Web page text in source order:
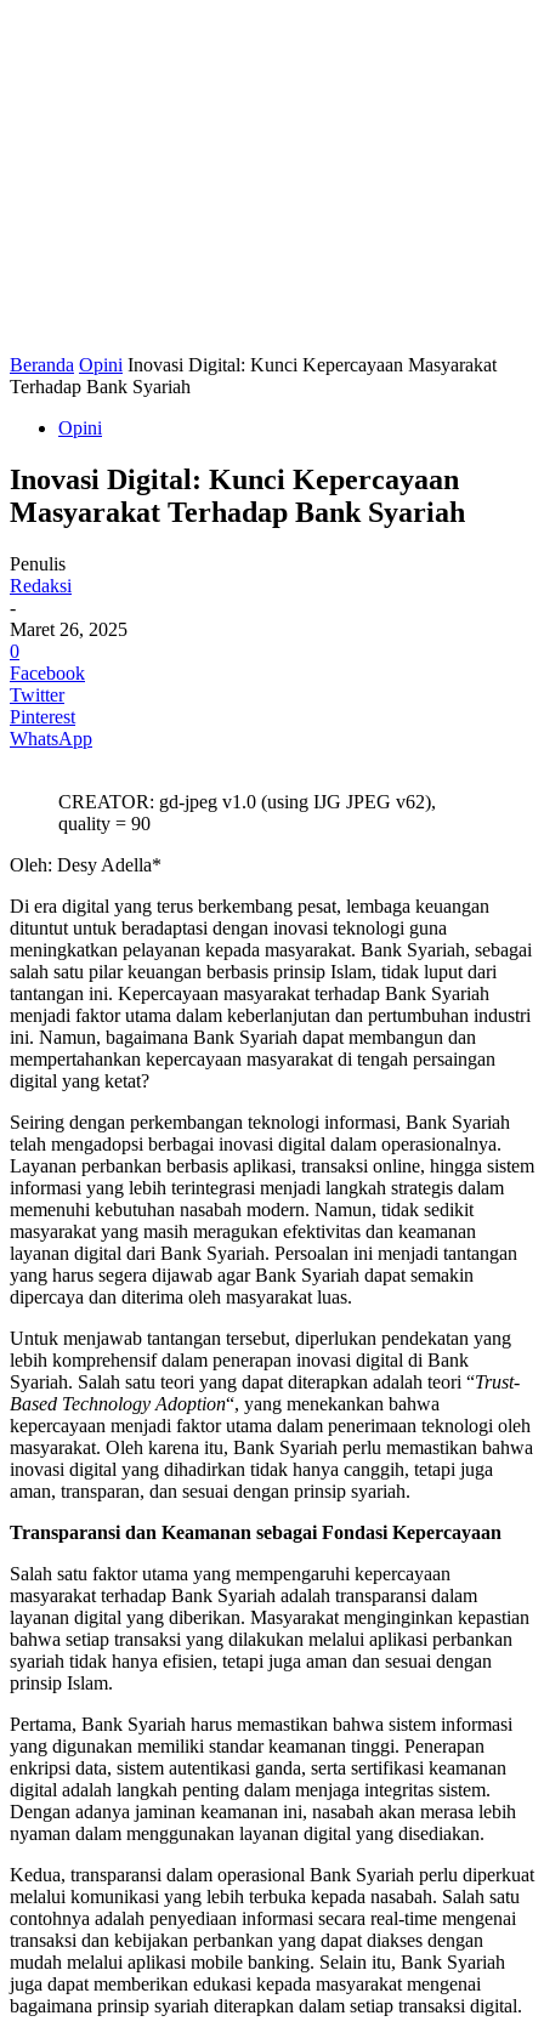
Beranda Opini Inovasi Digital: Kunci Kepercayaan Masyarakat
Terhadap Bank Syariah
Opini
Inovasi Digital: Kunci Kepercayaan
Masyarakat Terhadap Bank Syariah
Penulis
Redaksi
-
Maret 26, 2025
0
Facebook
Twitter
Pinterest
WhatsApp
CREATOR: gd-jpeg v1.0 (using IJG JPEG v62),
quality = 90
Oleh: Desy Adella*
Di era digital yang terus berkembang pesat, lembaga keuangan
dituntut untuk beradaptasi dengan inovasi teknologi guna
meningkatkan pelayanan kepada masyarakat. Bank Syariah, sebagai
salah satu pilar keuangan berbasis prinsip Islam, tidak luput dari
tantangan ini. Kepercayaan masyarakat terhadap Bank Syariah
menjadi faktor utama dalam keberlanjutan dan pertumbuhan industri
ini. Namun, bagaimana Bank Syariah dapat membangun dan
mempertahankan kepercayaan masyarakat di tengah persaingan
digital yang ketat?
Seiring dengan perkembangan teknologi informasi, Bank Syariah
telah mengadopsi berbagai inovasi digital dalam operasionalnya.
Layanan perbankan berbasis aplikasi, transaksi online, hingga sistem
informasi yang lebih terintegrasi menjadi langkah strategis dalam
memenuhi kebutuhan nasabah modern. Namun, tidak sedikit
masyarakat yang masih meragukan efektivitas dan keamanan
layanan digital dari Bank Syariah. Persoalan ini menjadi tantangan
yang harus segera dijawab agar Bank Syariah dapat semakin
dipercaya dan diterima oleh masyarakat luas.
Untuk menjawab tantangan tersebut, diperlukan pendekatan yang
lebih komprehensif dalam penerapan inovasi digital di Bank
Syariah. Salah satu teori yang dapat diterapkan adalah teori “Trust-
Based Technology Adoption“, yang menekankan bahwa
kepercayaan menjadi faktor utama dalam penerimaan teknologi oleh
masyarakat. Oleh karena itu, Bank Syariah perlu memastikan bahwa
inovasi digital yang dihadirkan tidak hanya canggih, tetapi juga
aman, transparan, dan sesuai dengan prinsip syariah.
Transparansi dan Keamanan sebagai Fondasi Kepercayaan
Salah satu faktor utama yang mempengaruhi kepercayaan
masyarakat terhadap Bank Syariah adalah transparansi dalam
layanan digital yang diberikan. Masyarakat menginginkan kepastian
bahwa setiap transaksi yang dilakukan melalui aplikasi perbankan
syariah tidak hanya efisien, tetapi juga aman dan sesuai dengan
prinsip Islam.
Pertama, Bank Syariah harus memastikan bahwa sistem informasi
yang digunakan memiliki standar keamanan tinggi. Penerapan
enkripsi data, sistem autentikasi ganda, serta sertifikasi keamanan
digital adalah langkah penting dalam menjaga integritas sistem.
Dengan adanya jaminan keamanan ini, nasabah akan merasa lebih
nyaman dalam menggunakan layanan digital yang disediakan.
Kedua, transparansi dalam operasional Bank Syariah perlu diperkuat
melalui komunikasi yang lebih terbuka kepada nasabah. Salah satu
contohnya adalah penyediaan informasi secara real-time mengenai
transaksi dan kebijakan perbankan yang dapat diakses dengan
mudah melalui aplikasi mobile banking. Selain itu, Bank Syariah
juga dapat memberikan edukasi kepada masyarakat mengenai
bagaimana prinsip syariah diterapkan dalam setiap transaksi digital.